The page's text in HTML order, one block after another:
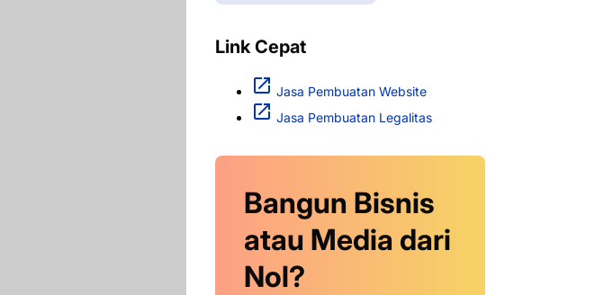
Link Cepat
Jasa Pembuatan Website
Jasa Pembuatan Legalitas
Bangun Bisnis
atau Media dari
Nol?